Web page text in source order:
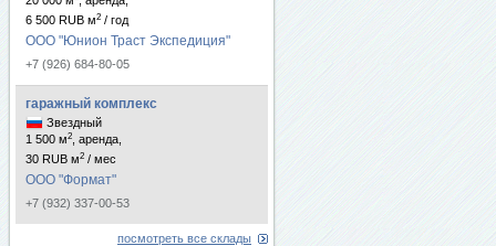
6 500 RUB м2 / год
ООО "Юнион Траст Экспедиция"
+7 (926) 684-80-05
гаражный комплекс
Звездный
1 500 м2
, аренда,
30 RUB м2 / мес
ООО "Формат"
+7 (932) 337-00-53
посмотреть все склады